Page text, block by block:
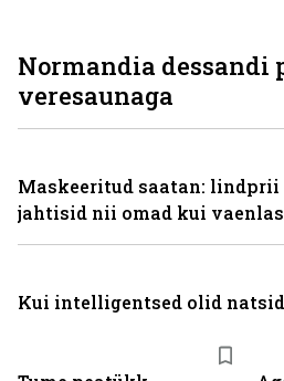
Normandia dessandi
veresaunaga
Maskeeritud saatan:
jahtisid nii omad kui
Kui intelligentsed olid